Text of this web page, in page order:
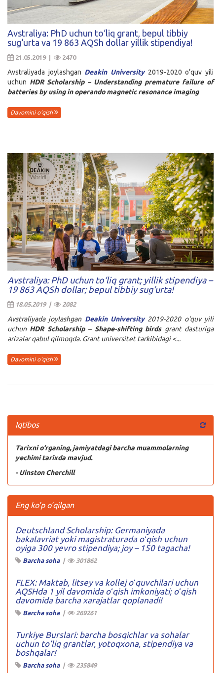
Avstraliya: PhD uchun to‘liq grant, bepul tibbiy
sug‘urta va 19 863 AQSh dollar yillik stipendiya!
21.05.2019 | 2470
Avstraliyada joylashgan Deakin University2019-2020 o‘quv yili
uchun HDR Scholarship – Understanding premature failure of
batteries by using in operando magnetic resonance imaging
Davomini o'qish
Avstraliya: PhD uchun to‘liq grant; yillik stipendiya –
19 863 AQSh dollar; bepul tibbiy sug‘urta!
18.05.2019 | 2082
Avstraliyada joylashgan Deakin University2019-2020 o‘quv yili
uchun HDR Scholarship – Shape-shifting birds grant dasturiga
arizalar qabul qilmoqda. Grant universitet tarkibidagi <...
Davomini o'qish
Iqtibos
Tarixni o‘rganing, jamiyatdagi barcha muammolarning
yechimi tarixda mavjud.
- Uinston Cherchill
Eng ko'p o'qilgan
Deutschland Scholarship: Germaniyada
bakalavriat yoki magistraturada oʻqish uchun
oyiga 300 yevro stipendiya; joy – 150 tagacha!
Barcha soha| 301862
FLEX: Maktab, litsey va kollej oʻquvchilari uchun
AQSHda 1 yil davomida oʻqish imkoniyati; oʻqish
davomida barcha xarajatlar qoplanadi!
Barcha soha| 269261
Turkiye Burslari: barcha bosqichlar va sohalar
uchun to’liq grantlar, yotoqxona, stipendiya va
boshqalar!
Barcha soha| 235849